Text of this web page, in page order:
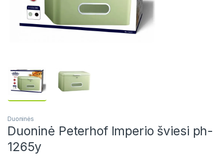
Duoninės
Duoninė Peterhof Imperio šviesi ph-
1265y